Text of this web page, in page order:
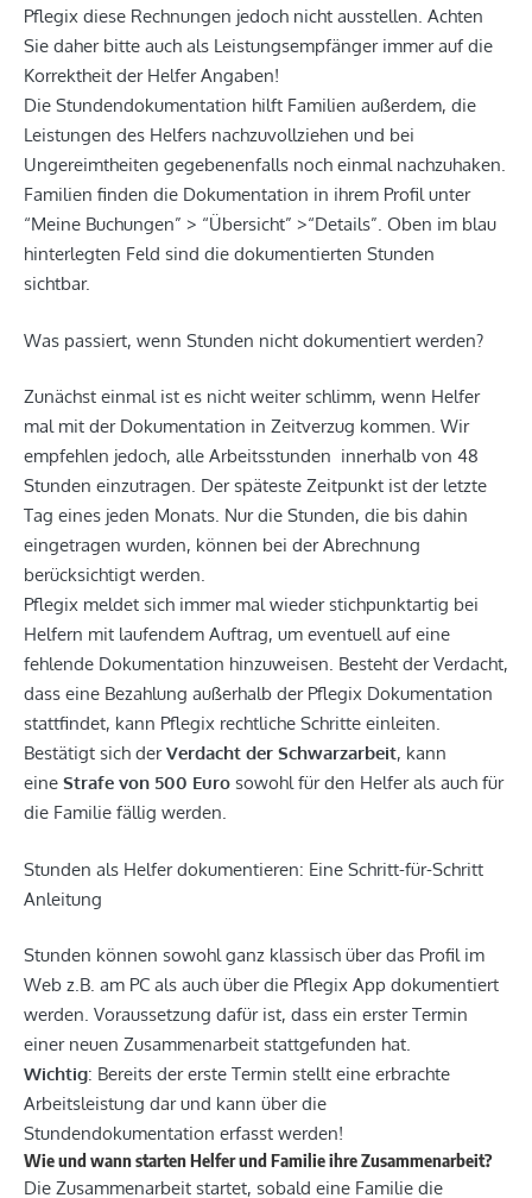
Pflegix diese Rechnungen jedoch nicht ausstellen. Achten
Sie daher bitte auch als Leistungsempfänger immer auf die
Korrektheit der Helfer Angaben!
Die Stundendokumentation hilft Familien außerdem, die
Leistungen des Helfers nachzuvollziehen und bei
Ungereimtheiten gegebenenfalls noch einmal nachzuhaken.
Familien finden die Dokumentation in ihrem Profil unter
“Meine Buchungen” > “Übersicht” >“Details”. Oben im blau
hinterlegten Feld sind die dokumentierten Stunden
sichtbar.
Was passiert, wenn Stunden nicht dokumentiert werden?
Zunächst einmal ist es nicht weiter schlimm, wenn Helfer
mal mit der Dokumentation in Zeitverzug kommen. Wir
empfehlen jedoch, alle Arbeitsstunden innerhalb von 48
Stunden einzutragen. Der späteste Zeitpunkt ist der letzte
Tag eines jeden Monats. Nur die Stunden, die bis dahin
eingetragen wurden, können bei der Abrechnung
berücksichtigt werden.
Pflegix meldet sich immer mal wieder stichpunktartig bei
Helfern mit laufendem Auftrag, um eventuell auf eine
fehlende Dokumentation hinzuweisen. Besteht der Verdacht,
dass eine Bezahlung außerhalb der Pflegix Dokumentation
stattfindet, kann Pflegix rechtliche Schritte einleiten.
Bestätigt sich derVerdacht der Schwarzarbeit, kann
eine Strafe von 500 Euro sowohl für den Helfer als auch für
die Familie fällig werden.
Stunden als Helfer dokumentieren: Eine Schritt-für-Schritt
Anleitung
Stunden können sowohl ganz klassisch über das Profil im
Web z.B. am PC als auch über die Pflegix App dokumentiert
werden. Voraussetzung dafür ist, dass ein erster Termin
einer neuen Zusammenarbeit stattgefunden hat.
Wichtig: Bereits der erste Termin stellt eine erbrachte
Arbeitsleistung dar und kann über die
Stundendokumentation erfasst werden!
Wie und wann starten Helfer und Familie ihre Zusammenarbeit?
Die Zusammenarbeit startet, sobald eine Familie die